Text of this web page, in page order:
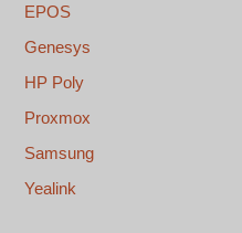
EPOS
Genesys
HP Poly
Proxmox
Samsung
Yealink